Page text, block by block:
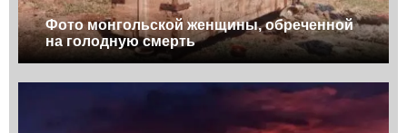
Фото монгольской женщины, обреченной
на голодную смерть